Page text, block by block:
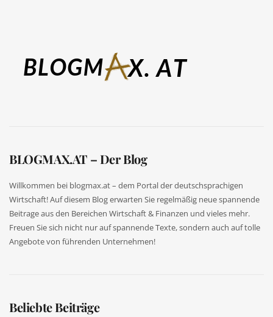
BLOGMAX.AT – Der Blog
Willkommen bei blogmax.at – dem Portal der deutschsprachigen
Wirtschaft! Auf diesem Blog erwarten Sie regelmäßig neue spannende
Beitrage aus den Bereichen Wirtschaft & Finanzen und vieles mehr.
Freuen Sie sich nicht nur auf spannende Texte, sondern auch auf tolle
Angebote von führenden Unternehmen!
Beliebte Beiträge